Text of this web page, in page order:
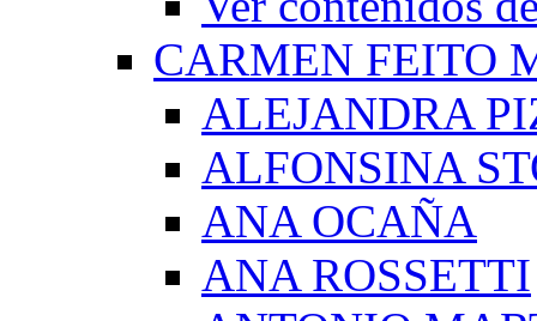
CARMEN FEITO
ALEJANDRA
ALFONSINA
ANA OCAÑA
ANA ROSSETTI